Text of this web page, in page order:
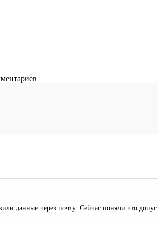
данные через почту. Сейчас поняли что